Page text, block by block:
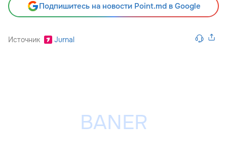
Подпишитесь на новости Point.md в Google
Источник Jurnal